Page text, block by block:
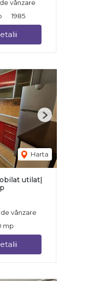
vânzare
1985
Harta
Next
utilat|
vânzare
mp